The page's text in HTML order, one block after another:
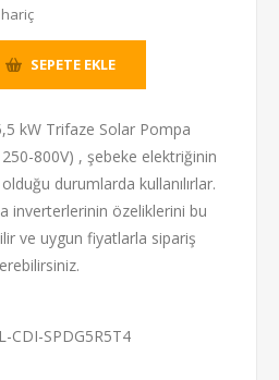
SEPETE EKLE
kW Trifaze Solar Pompa
800V) , şebeke elektriğinin
durumlarda kullanılırlar.
inverterlerinin özeliklerini bu
ve uygun fiyatlarla sipariş
CDI-SPDG5R5T4